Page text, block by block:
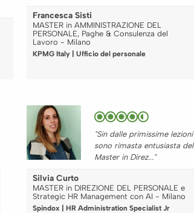
Francesca Sisti
MASTER in AMMINISTRAZIONE DEL
PERSONALE, Paghe & Consulenza del
Lavoro - Milano
KPMG Italy | Ufficio del personale
"Sin dalle primissime lezioni
sono rimasta entusiasta del
Master in Direz..."
Silvia Curto
MASTER in DIREZIONE DEL PERSONALE e
Strategic HR Management con AI - Milano
Spindox | HR Administration Specialist Jr